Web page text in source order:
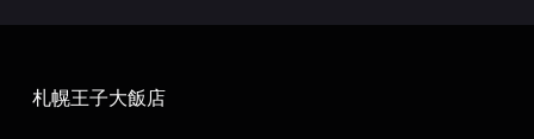
札幌王子大飯店